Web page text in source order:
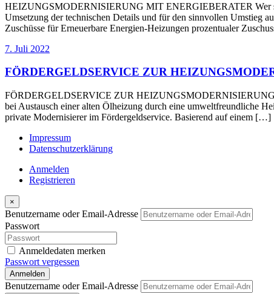
HEIZUNGSMODERNISIERUNG MIT ENERGIEBERATER Wer
Umsetzung der technischen Details und für den sinnvollen Umstieg
Zuschüsse für Erneuerbare Energien-Heizungen prozentualer
7. Juli 2022
FÖRDERGELDSERVICE ZUR
FÖRDERGELDSERVICE ZUR HEIZUNGSMODERNISIERUNG
bei Austausch einer alten Ölheizung durch eine umweltfreundliche
private Modernisierer im Fördergeldservice. Basierend auf einem […]
Impressum
Datenschutzerklärung
Anmelden
Registrieren
×
Benutzername oder Email-Adresse
Passwort
Anmeldedaten merken
Passwort vergessen
Anmelden
Benutzername oder Email-Adresse